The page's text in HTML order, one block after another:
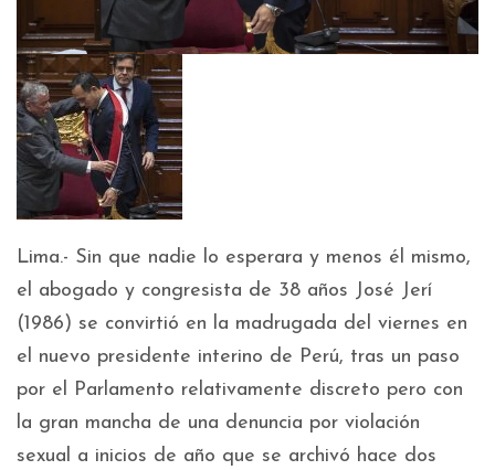
Lima.- Sin que nadie lo esperara y menos él mismo,
el abogado y congresista de 38 años José Jerí
(1986) se convirtió en la madrugada del viernes en
el nuevo presidente interino de Perú, tras un paso
por el Parlamento relativamente discreto pero con
la gran mancha de una denuncia por violación
sexual a inicios de año que se archivó hace dos